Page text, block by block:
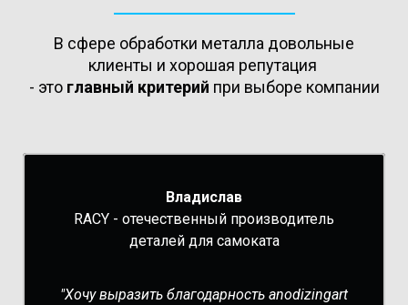
В сфере обработки металла довольные
клиенты и хорошая репутация
- это главный критерий при выборе компании
Владислав
RACY - отечественный производитель
деталей для самоката
"Хочу выразить благодарность anodizingart